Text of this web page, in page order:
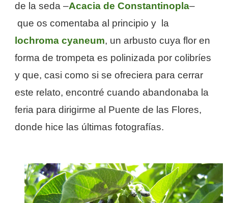
de la seda –Acacia de Constantinopla–
que os comentaba al principio y la
lochroma cyaneum, un arbusto cuya flor en
forma de trompeta es polinizada por colibríes
y que, casi como si se ofreciera para cerrar
este relato, encontré cuando abandonaba la
feria para dirigirme al Puente de las Flores,
donde hice las últimas fotografías.